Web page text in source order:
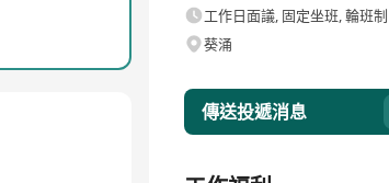
工作日面議, 固定坐班, 輪班制
葵涌
傳送投遞消息